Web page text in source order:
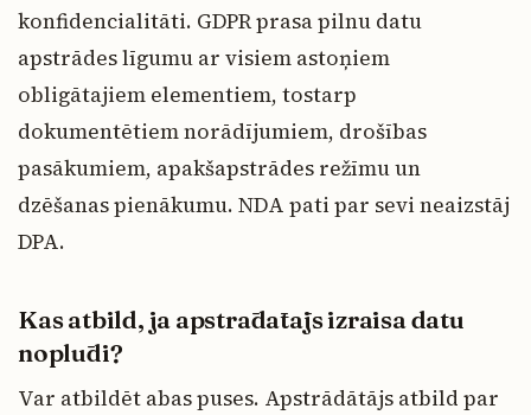
konfidencialitāti. GDPR prasa pilnu datu
apstrādes līgumu ar visiem astoņiem
obligātajiem elementiem, tostarp
dokumentētiem norādījumiem, drošības
pasākumiem, apakšapstrādes režīmu un
dzēšanas pienākumu. NDA pati par sevi neaizstāj
DPA.
Kas atbild, ja apstrādātājs izraisa datu
noplūdi?
Var atbildēt abas puses. Apstrādātājs atbild par